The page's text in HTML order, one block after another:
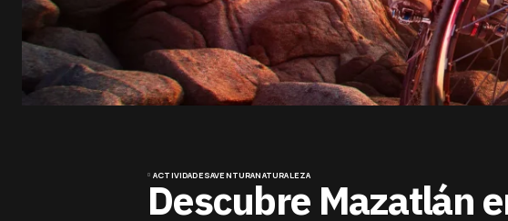
ACTIVIDADESAVENTURANATURALEZA
Descubre Mazatlán